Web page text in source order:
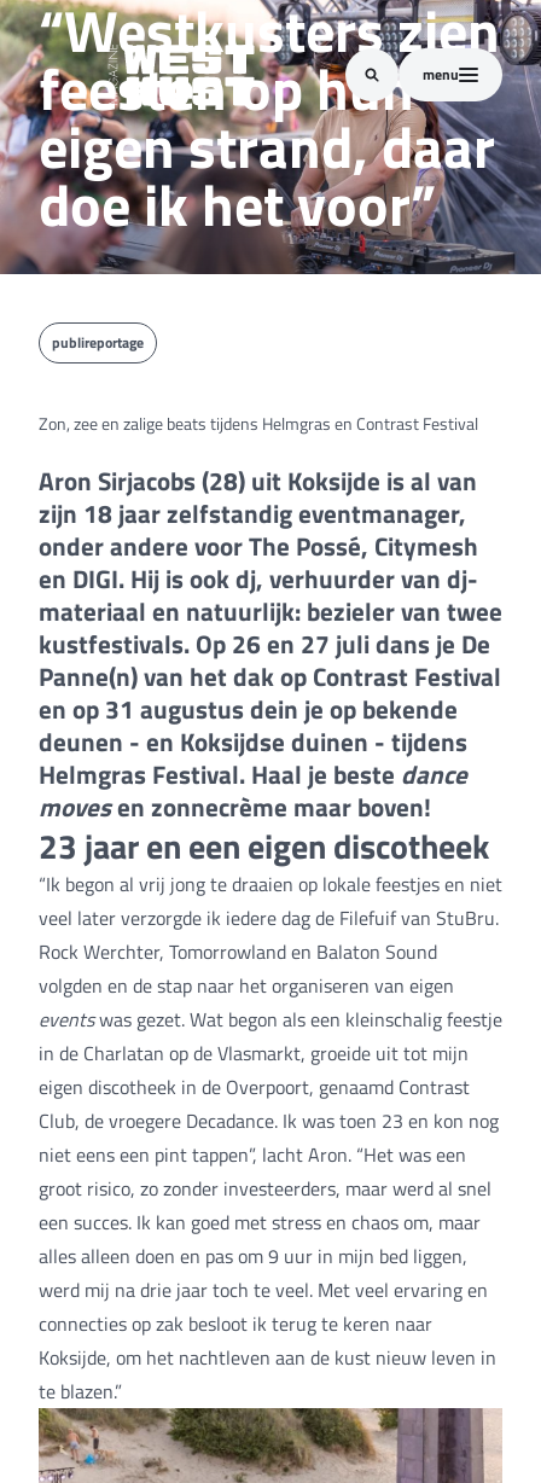
menu
“Westkusters zien
feesten op hun
eigen strand, daar
doe ik het voor”
publireportage
Zon, zee en zalige beats tijdens Helmgras en Contrast Festival
Aron Sirjacobs (28) uit Koksijde is al van
zijn 18 jaar zelfstandig eventmanager,
onder andere voor The Possé, Citymesh
en DIGI. Hij is ook dj, verhuurder van dj-
materiaal en natuurlijk: bezieler van twee
kustfestivals. Op 26 en 27 juli dans je De
Panne(n) van het dak op Contrast Festival
en op 31 augustus dein je op bekende
deunen - en Koksijdse duinen - tijdens
Helmgras Festival. Haal je beste dance
movesen zonnecrème maar boven!
23 jaar en een eigen discotheek
“Ik begon al vrij jong te draaien op lokale feestjes en niet
veel later verzorgde ik iedere dag de Filefuif van StuBru.
Rock Werchter, Tomorrowland en Balaton Sound
volgden en de stap naar het organiseren van eigen
eventswas gezet. Wat begon als een kleinschalig feestje
in de Charlatan op de Vlasmarkt, groeide uit tot mijn
eigen discotheek in de Overpoort, genaamd Contrast
Club, de vroegere Decadance. Ik was toen 23 en kon nog
niet eens een pint tappen”, lacht Aron. “Het was een
groot risico, zo zonder investeerders, maar werd al snel
een succes. Ik kan goed met stress en chaos om, maar
alles alleen doen en pas om 9 uur in mijn bed liggen,
werd mij na drie jaar toch te veel. Met veel ervaring en
connecties op zak besloot ik terug te keren naar
Koksijde, om het nachtleven aan de kust nieuw leven in
te blazen.”